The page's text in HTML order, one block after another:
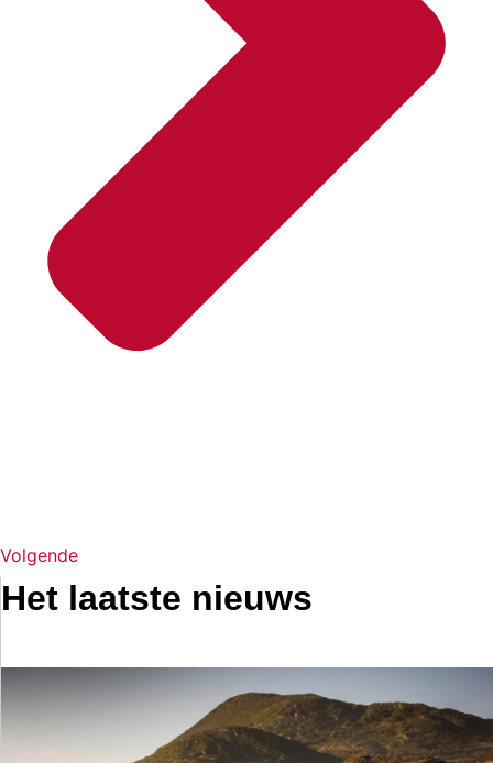
Volgende
Het laatste nieuws